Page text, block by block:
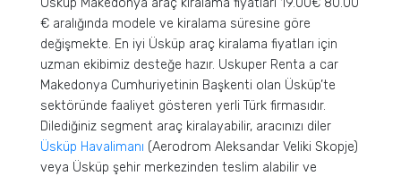
Üsküp Makedonya araç kiralama fiyatları 19.00€ 80.00
€ aralığında modele ve kiralama süresine göre
değişmekte. En iyi Üsküp araç kiralama fiyatları için
uzman ekibimiz desteğe hazır. Uskuper Renta a car
Makedonya Cumhuriyetinin Başkenti olan Üsküp’te
sektöründe faaliyet gösteren yerli Türk firmasıdır.
Dilediğiniz segment araç kiralayabilir, aracınızı diler
Üsküp Havalimanı (Aerodrom Aleksandar Veliki Skopje)
veya Üsküp şehir merkezinden teslim alabilir ve